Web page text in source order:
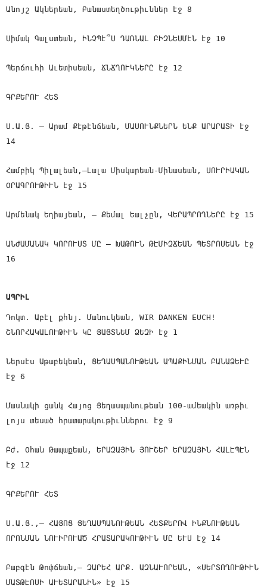
Անոյշ Ակներեան, Բանաստեղծութիւններ էջ 8
Սիմակ Գալստեան, ԻՆՉՊէ՞Ս ԴԱՌՆԱԼ ԲԻԶՆԵՍՄէՆ էջ 10
Պերճուհի Աւետիսեան, ՃՆՃՂՈՒԿՆԵՐԸ էջ 12
ԳՐՔԵՐՈՒ ՀԵՏ
Ս.Ա.Յ. — Արամ Քէթէնճեան, ՄԱՍՈՒՆՔՆԵՐՆ ԵՆՔ ԱՐԱՐԱՏԻ էջ
14
Համբիկ Պիլալեան,—Լալա Միսկարեան-Մինասեան, ՍՈՒՐԻԱԿԱՆ
ՕՐԱԳՐՈՒԹԻՒՆ էջ 15
Արմենակ Եղիայեան, — Քեմալ Եալչըն, ՎԵՐԱՊՐՈՂՆԵՐԸ էջ 15
ԱՆԺԱՄԱՆԱԿ ԿՈՐՈՒՍՏ ՄԸ — ԽԱԹՈՒՆ ԹԷՄԻԶՃԵԱՆ ՊԵՏՐՈՍԵԱՆ էջ
16
ԱՊՐԻԼ
Դոկտ. Աբէլ քհնյ. Մանուկեան, WIR DANKEN EUCH!
ՇՆՈՐՀԱԿԱԼՈՒԹԻՒՆ ԿԸ ՅԱՅՏՆԵՄ ՁԵԶԻ էջ 1
Ներսէս Աթաբեկեան, ՑԵՂԱՍՊԱՆՈՒԹԵԱՆ ԱՊԱՔԻՆՄԱՆ ԲԱՆԱՁԵՒԸ
էջ 6
Մասնակի ցանկ Հայոց Ցեղասպանութեան 100-ամեակին առթիւ
լոյս տեսած հրատարակութիւններու էջ 9
Բժ. Օհան Թապաքեան, ԵՐԱԶԱՅԻՆ ՅՈՒՇԵՐ ԵՐԱԶԱՅԻՆ ՀԱԼԷՊԷՆ
էջ 12
ԳՐՔԵՐՈՒ ՀԵՏ
Ս.Ա.Յ.,— ՀԱՅՈՑ ՑԵՂԱՍՊԱՆՈՒԹԵԱՆ ՀԵՏՔԵՐՈՎ ԻՆՔՆՈՒԹԵԱՆ
ՈՐՈՆՄԱՆ ՆՈՒԻՐՈՒԱԾ ՀՐԱՏԱՐԱԿՈՒԹԻՒՆ ՄԸ ԵՒՍ էջ 14
Բաբգէն Թոփճեան,— ԶԱՐԵՀ ԱՐՔ. ԱԶՆԱՒՈՐԵԱՆ, «ՍԵՐՏՈՂՈՒԹԻՒՆ
ՄԱՏԹԷՈՍԻ ԱՒԵՏԱՐԱՆԻՆ» էջ 15